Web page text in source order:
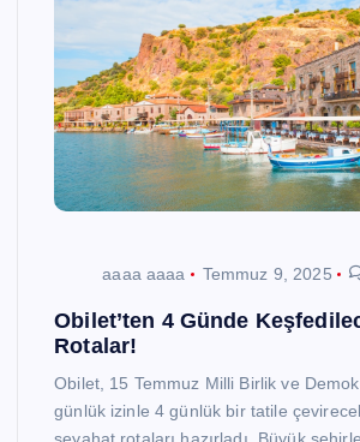
aaaa aaaa Temmuz 9, 2025
Obilet’ten 4 Günde
Rotalar!
Obilet, 15 Temmuz Milli Birlik ve
günlük izinle 4 günlük bir tatile